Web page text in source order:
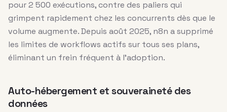
pour 2 500 exécutions, contre des paliers qui
grimpent rapidement chez les concurrents dès que le
volume augmente. Depuis août 2025, n8n a supprimé
les limites de workflows actifs sur tous ses plans,
éliminant un frein fréquent à l’adoption.
Auto-hébergement et souveraineté des
données